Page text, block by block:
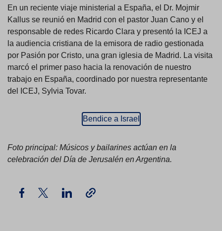
En un reciente viaje ministerial a España, el Dr. Mojmir
Kallus se reunió en Madrid con el pastor Juan Cano y el
responsable de redes Ricardo Clara y presentó la ICEJ a
la audiencia cristiana de la emisora de radio gestionada
por Pasión por Cristo, una gran iglesia de Madrid. La visita
marcó el primer paso hacia la renovación de nuestro
trabajo en España, coordinado por nuestra representante
del ICEJ, Sylvia Tovar.
Bendice a Israel
Foto principal: Músicos y bailarines actúan en la
celebración del Día de Jerusalén en Argentina.